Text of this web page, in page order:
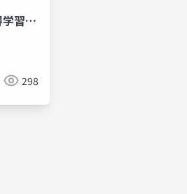
習会
298